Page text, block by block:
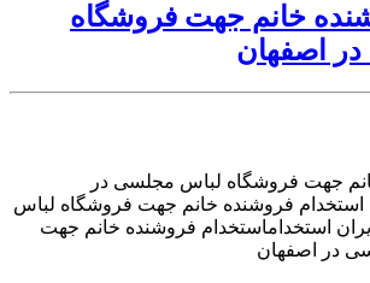
خانم جهت فروشگاه
اصفهان
جهت فروشگاه لباس مجلسی در
استخدام فروشنده خانم جهت فروشگاه لباس
استخداماستخدام فروشنده خانم جهت
در اصفهان